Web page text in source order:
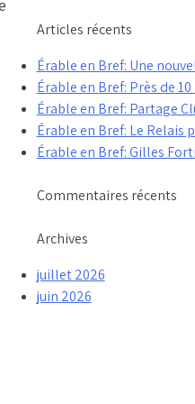
Articles récents
Érable en Bref: Une
Érable en Bref: Près de
Érable en Bref: Partage
Érable en Bref: Le Relais
Érable en Bref: Gilles
Commentaires récents
Archives
juillet 2026
juin 2026